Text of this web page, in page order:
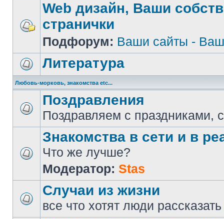
Web дизайн, Ваши
странички
Подфорум: Ваши сайты -
Литература
Любовь-морковь, знакомства etc...
Поздравления
Поздравляем с праздниками,
Знакомства в сети и в
Что же лучше?
Модератор: Stas
Случаи из жизни
все что хотят люди